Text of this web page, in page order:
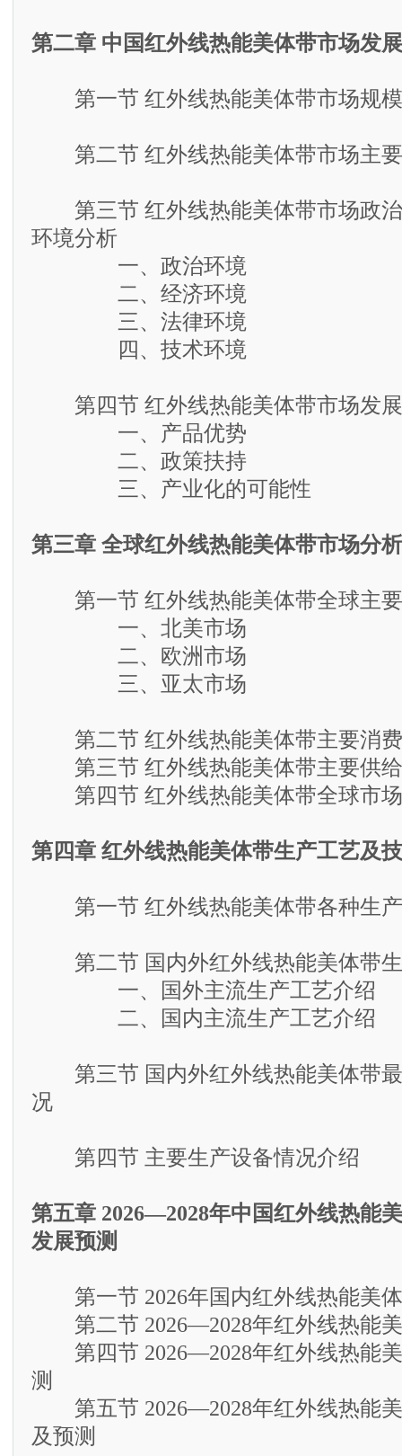
第二章 中国红外线热能美体带市场发
第一节 红外线热能美体带市场规模
第二节 红外线热能美体带市场主要
第三节 红外线热能美体带市场政治
环境分析
一、政治环境
二、经济环境
三、法律环境
四、技术环境
第四节 红外线热能美体带市场发展
一、产品优势
二、政策扶持
三、产业化的可能性
第三章 全球红外线热能美体带市场分析
第一节 红外线热能美体带全球主要
一、北美市场
二、欧洲市场
三、亚太市场
第二节 红外线热能美体带主要消
第三节 红外线热能美体带主要供
第四节 红外线热能美体带全球市场
第四章 红外线热能美体带生产工艺及
第一节 红外线热能美体带各种生产
第二节 国内外红外线热能美体带生
一、国外主流生产工艺介绍
二、国内主流生产工艺介绍
第三节 国内外红外线热能美体带最
况
第四节 主要生产设备情况介绍
第五章 2026—2028年中国红外线热能
发展预测
第一节 2026年国内红外线热能美体
第二节 2026—2028年红外线热能美
第四节 2026—2028年红外线热能美
测
第五节 2026—2028年红外线热能美
及预测